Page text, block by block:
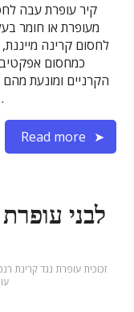
קיר עופרת עבה
מעופרת או חומר
לחסום קרינה
כמחסום
הקרניים ומונעת
במתקנים
Read more
לבני
זכוכית עופרת נגד קרינת